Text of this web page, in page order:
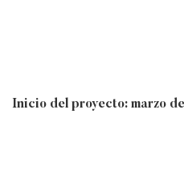
Inicio del proyecto: marzo